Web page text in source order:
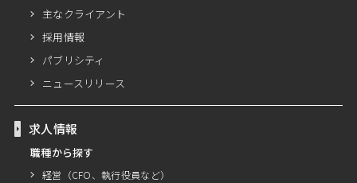
主なクライアント
採用情報
パブリシティ
ニュースリリース
求人情報
職種から探す
経営（CFO、執行役員など）